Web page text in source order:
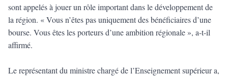
sont appelés à jouer un rôle important dans le développement de
la région. « Vous n’êtes pas uniquement des bénéficiaires d’une
bourse. Vous êtes les porteurs d’une ambition régionale », a-t-il
affirmé.
Le représentant du ministre chargé de l’Enseignement supérieur a,